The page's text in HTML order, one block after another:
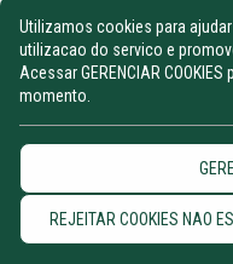
MASTER 2 / ROXA /
Patrick Stano
Saulo Ribeiro
Rogerio de
Romeu Bertho
Utilizamos cookies para
utilizacao do servico e
Acessar GERENCIAR
momento.
REJEITAR COOKIES NAO